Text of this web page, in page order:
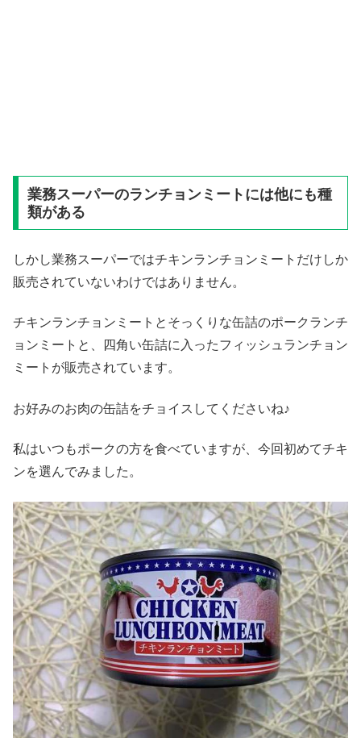
業務スーパーのランチョンミートには他にも種
類がある
しかし業務スーパーではチキンランチョンミートだけしか
販売されていないわけではありません。
チキンランチョンミートとそっくりな缶詰のポークランチ
ョンミートと、四角い缶詰に入ったフィッシュランチョン
ミートが販売されています。
お好みのお肉の缶詰をチョイスしてくださいね♪
私はいつもポークの方を食べていますが、今回初めてチキ
ンを選んでみました。